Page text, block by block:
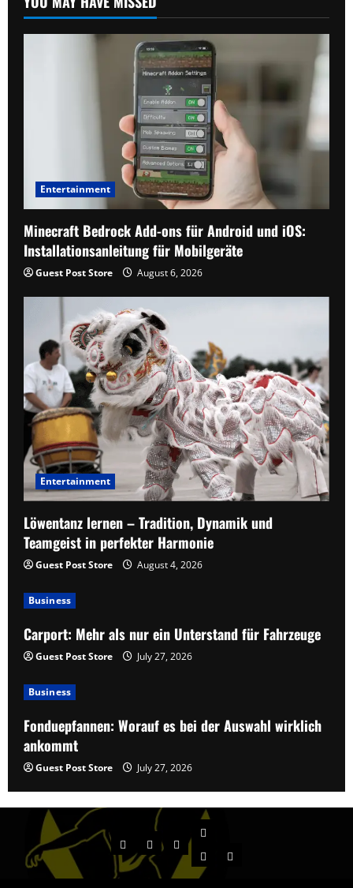
Entertainment
Minecraft Bedrock Add-ons für Android und iOS:
Installationsanleitung für Mobilgeräte
Guest Post Store August 6, 2026
Entertainment
Löwentanz lernen – Tradition, Dynamik und
Teamgeist in perfekter Harmonie
Guest Post Store August 4, 2026
Business
Carport: Mehr als nur ein Unterstand für Fahrzeuge
Guest Post Store July 27, 2026
Business
Fonduepfannen: Worauf es bei der Auswahl wirklich
ankommt
Guest Post Store July 27, 2026
HomeBusinessEntertainment
Contact
AboutOfferings